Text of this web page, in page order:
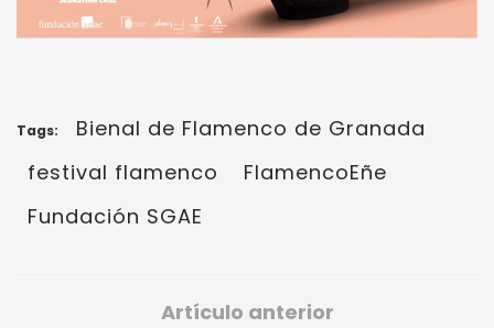
Tags:
Bienal de Flamenco de Granada
festival flamenco
FlamencoEñe
Fundación SGAE
Artículo anterior